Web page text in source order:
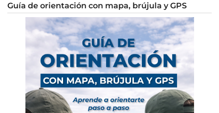
Guía de orientación con mapa, brújula y GPS